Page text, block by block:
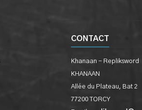
CONTACT
Khanaan - Repliksword
KHANAAN
Allée du Plateau, Bat 2
77200 TORCY